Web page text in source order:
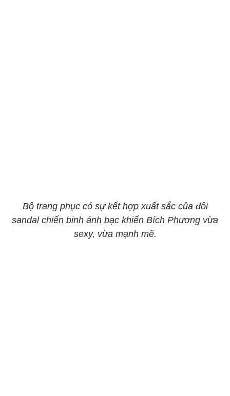
Bộ trang phục có sự kết hợp xuất sắc của đôi
sandal chiến binh ánh bạc khiến Bích Phương vừa
sexy, vừa mạnh mẽ.